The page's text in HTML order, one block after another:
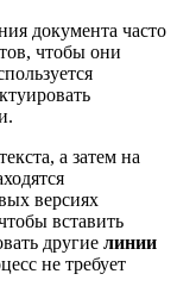
документа часто
чтобы они
а затем на
версиях
вставить
другие линии
не требует